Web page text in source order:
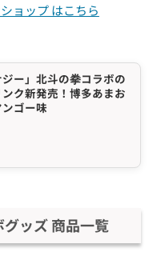
ョップ はこちら
ジー」北斗の拳コラボの
ク新発売！博多あまお
ゴー味
ッズ 商品一覧